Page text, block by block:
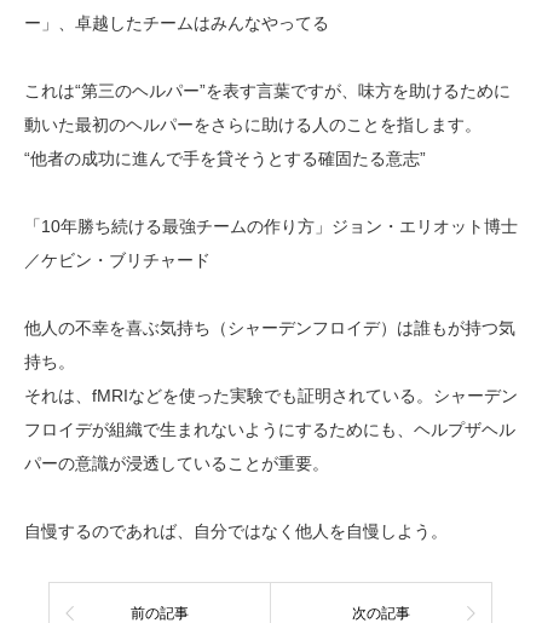
ー」、卓越したチームはみんなやってる
これは“第三のヘルパー”を表す言葉ですが、味方を助けるために
動いた最初のヘルパーをさらに助ける人のことを指します。
“他者の成功に進んで手を貸そうとする確固たる意志”
「10年勝ち続ける最強チームの作り方」ジョン・エリオット博士
／ケビン・ブリチャード
他人の不幸を喜ぶ気持ち（シャーデンフロイデ）は誰もが持つ気
持ち。
それは、fMRIなどを使った実験でも証明されている。シャーデン
フロイデが組織で生まれないようにするためにも、ヘルプザヘル
パーの意識が浸透していることが重要。
自慢するのであれば、自分ではなく他人を自慢しよう。
前の記事 次の記事